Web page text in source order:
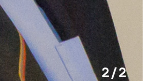
2 / 2